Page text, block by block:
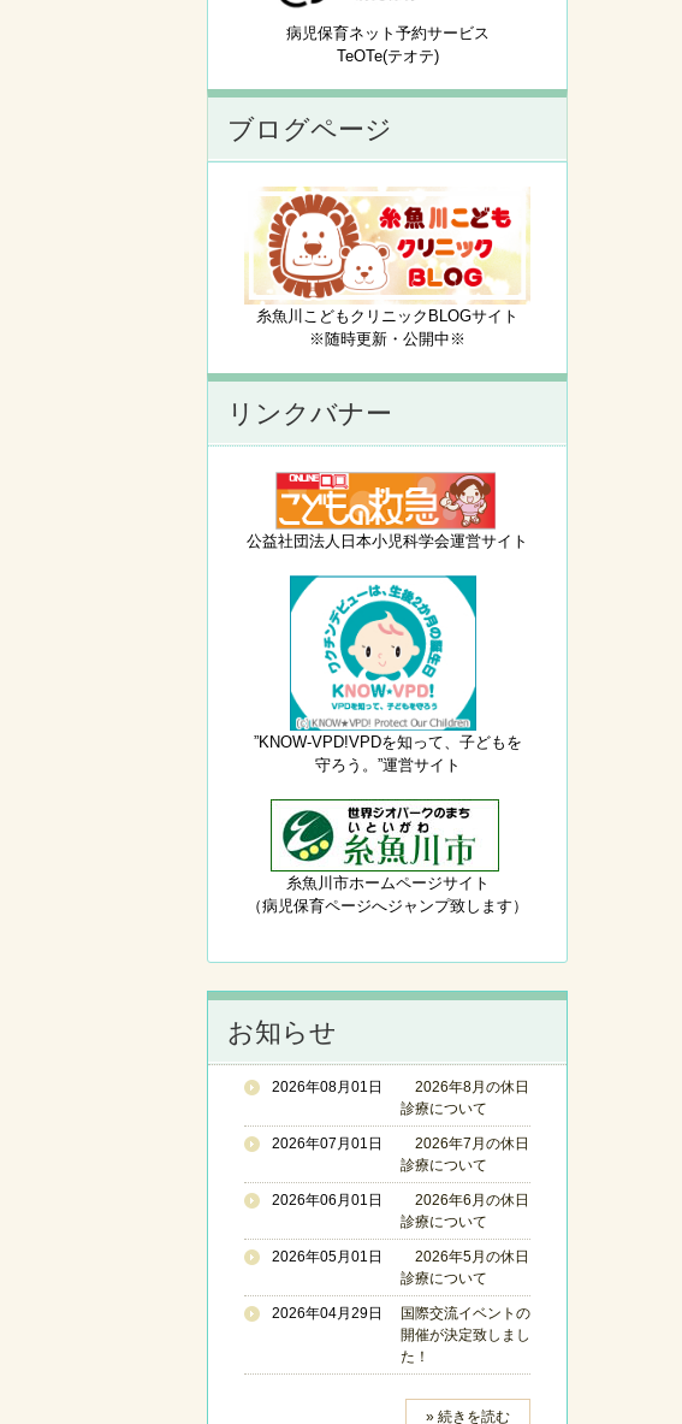
病児保育ネット予約サービス
TeOTe(テオテ)
ブログページ
糸魚川こどもクリニックBLOGサイト
※随時更新・公開中※
リンクバナー
公益社団法人日本小児科学会運営サイト
”KNOW-VPD!VPDを知って、子どもを
守ろう。”運営サイト
糸魚川市ホームページサイト
（病児保育ページへジャンプ致します）
お知らせ
2026年08月01日
2026年8月の休日
診療について
2026年07月01日
2026年7月の休日
診療について
2026年06月01日
2026年6月の休日
診療について
2026年05月01日
2026年5月の休日
診療について
2026年04月29日
国際交流イベントの
開催が決定致しまし
た！
» 続きを読む